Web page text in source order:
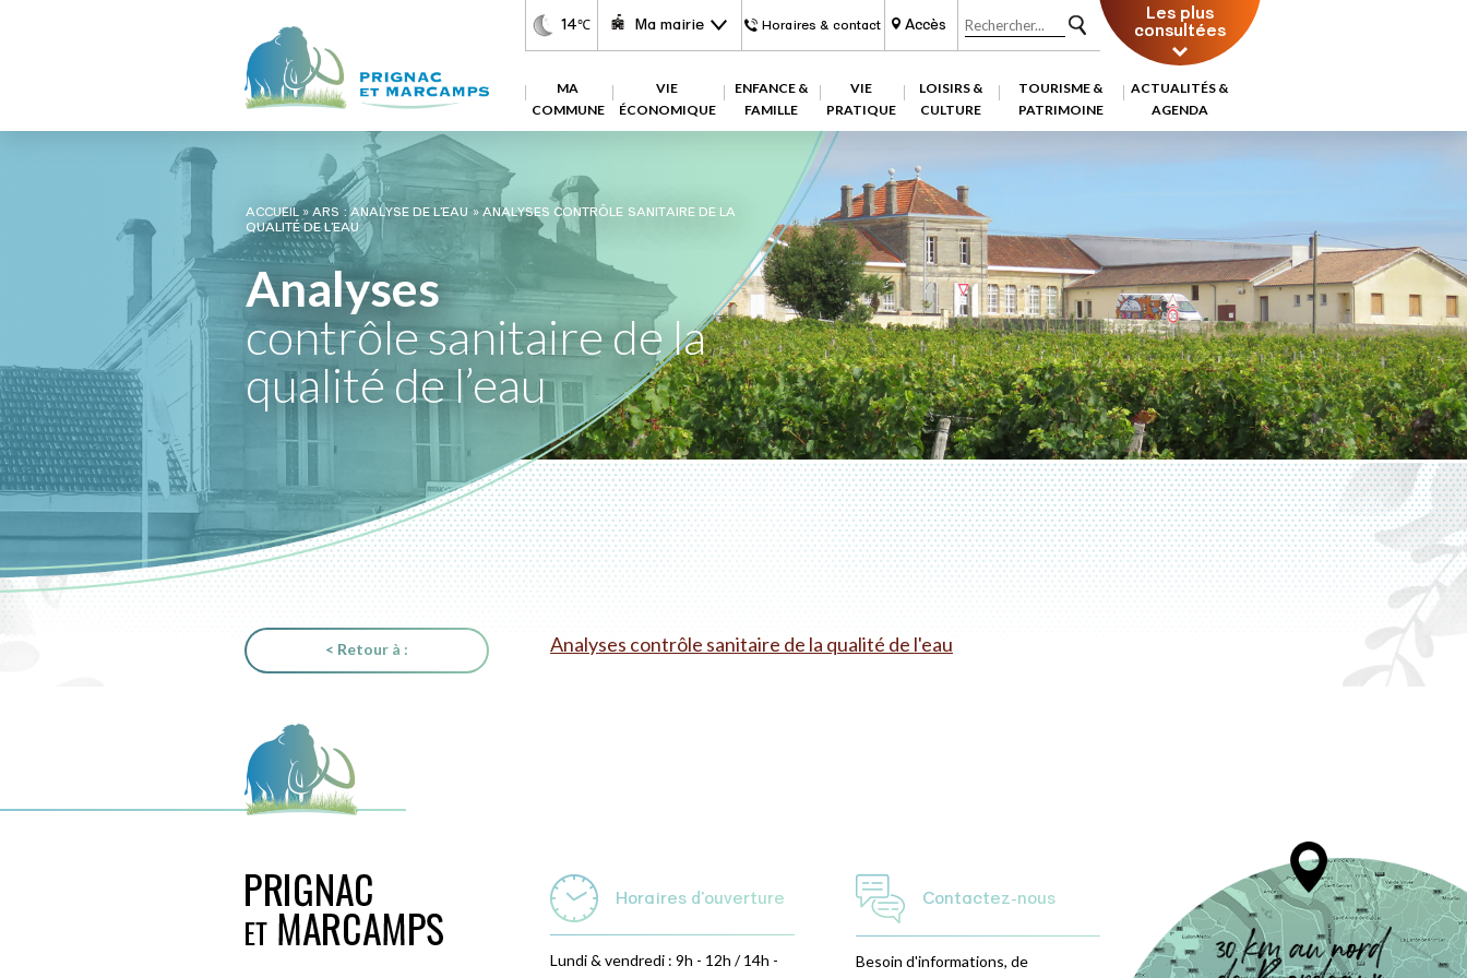
14℃ Ma mairie Horaires & contact Accès Les plus
consultées
MA
COMMUNE
VIE
ÉCONOMIQUE
ENFANCE &
FAMILLE
VIE
PRATIQUE
LOISIRS &
CULTURE
TOURISME &
PATRIMOINE
ACTUALITÉS &
AGENDA
ACCUEIL»ARS : ANALYSE DE L’EAU»ANALYSES CONTRÔLE SANITAIRE DE LA
QUALITÉ DE L’EAU
Analyses
contrôle sanitaire de la
qualité de l’eau
< Retour à : Analyses contrôle sanitaire de la qualité de l'eau
Horaires d'ouverture
Lundi & vendredi : 9h - 12h / 14h -
Contactez-nous
Besoin d'informations, de